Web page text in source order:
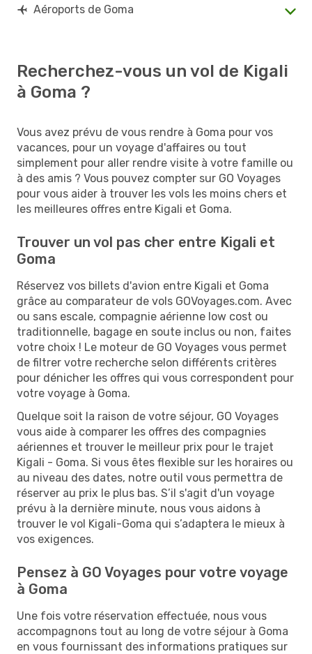
Aéroports de Goma
Recherchez-vous un vol de Kigali
à Goma ?
Vous avez prévu de vous rendre à Goma pour vos
vacances, pour un voyage d'affaires ou tout
simplement pour aller rendre visite à votre famille ou
à des amis ? Vous pouvez compter sur GO Voyages
pour vous aider à trouver les vols les moins chers et
les meilleures offres entre Kigali et Goma.
Trouver un vol pas cher entre Kigali et
Goma
Réservez vos billets d'avion entre Kigali et Goma
grâce au comparateur de vols GOVoyages.com. Avec
ou sans escale, compagnie aérienne low cost ou
traditionnelle, bagage en soute inclus ou non, faites
votre choix ! Le moteur de GO Voyages vous permet
de filtrer votre recherche selon différents critères
pour dénicher les offres qui vous correspondent pour
votre voyage à Goma.
Quelque soit la raison de votre séjour, GO Voyages
vous aide à comparer les offres des compagnies
aériennes et trouver le meilleur prix pour le trajet
Kigali - Goma. Si vous êtes flexible sur les horaires ou
au niveau des dates, notre outil vous permettra de
réserver au prix le plus bas. S’il s'agit d'un voyage
prévu à la dernière minute, nous vous aidons à
trouver le vol Kigali-Goma qui s’adaptera le mieux à
vos exigences.
Pensez à GO Voyages pour votre voyage
à Goma
Une fois votre réservation effectuée, nous vous
accompagnons tout au long de votre séjour à Goma
en vous fournissant des informations pratiques sur